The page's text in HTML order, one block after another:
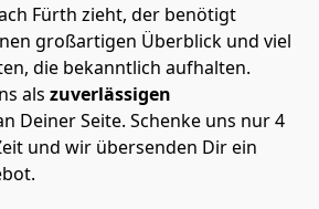
Fürth zieht, der benötigt
großartigen Überblick und viel
die bekanntlich aufhalten.
als zuverlässigen
Deiner Seite. Schenke uns nur4
und wir übersenden Dir ein